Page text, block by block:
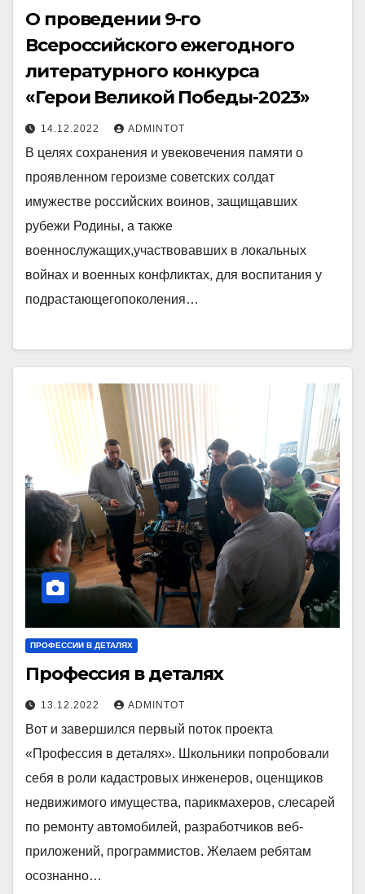
О проведении 9-го
Всероссийского ежегодного
литературного конкурса
«Герои Великой Победы-2023»
14.12.2022 ADMINTOT
В целях сохранения и увековечения памяти о
проявленном героизме советских солдат
имужестве российских воинов, защищавших
рубежи Родины, а также
военнослужащих,участвовавших в локальных
войнах и военных конфликтах, для воспитания у
подрастающегопоколения…
ПРОФЕССИИ В ДЕТАЛЯХ
Профессия в деталях
13.12.2022 ADMINTOT
Вот и завершился первый поток проекта
«Профессия в деталях». Школьники попробовали
себя в роли кадастровых инженеров, оценщиков
недвижимого имущества, парикмахеров, слесарей
по ремонту автомобилей, разработчиков веб-
приложений, программистов. Желаем ребятам
осознанно…